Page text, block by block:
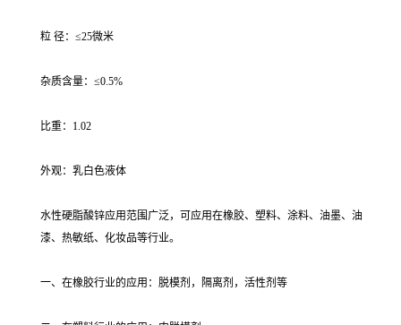
粒 径：≤25微米
杂质含量：≤0.5%
比重：1.02
外观：乳白色液体
水性硬脂酸锌应用范围广泛，可应用在橡胶、塑料、涂料、油墨、油
漆、热敏纸、化妆品等行业。
一、在橡胶行业的应用：脱模剂，隔离剂，活性剂等